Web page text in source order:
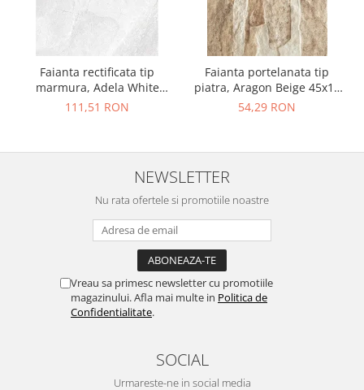
Faianta rectificata tip
marmura, Adela White
30x90, alb, finisaj lucios
111,51 RON
Faianta portelanata tip
piatra, Aragon Beige 45x15
cm, bej, finisaj mat
54,29 RON
NEWSLETTER
Nu rata ofertele si promotiile noastre
Vreau sa primesc newsletter cu promotiile
magazinului. Afla mai multe in Politica de
Confidentialitate.
SOCIAL
Urmareste-ne in social media